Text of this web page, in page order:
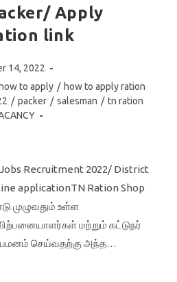
Apply
link
14, 2022
how to apply / how to apply ration
/ packer / salesman / tn ration
Recruitment 2022/ District
applicationTN Ration Shop
முழுவதும் உள்ள
மற்றும் கட்டுநர்
செய்வதற்கு அந்த…